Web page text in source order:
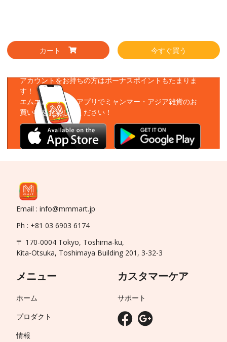
カート 今すぐ買う
アカウントをお持ちの方はボーナスポイントもたまりま
す！
エムエムーマートアプリでミャンマー・アジア雑貨のお
買い物をお楽しみください！
Email : info@mmmart.jp
Ph : +81 03 6903 6174
〒 170-0004 Tokyo, Toshima-ku,
Kita-Otsuka, Toshimaya Building 201, 3-32-3
メニュー
ホーム
プロダクト
情報
カスタマーケア
サポート